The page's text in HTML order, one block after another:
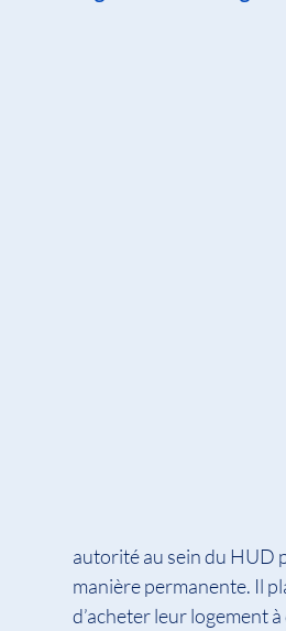
autorité au sein du HUD
manière permanente. Il
d’acheter leur logement